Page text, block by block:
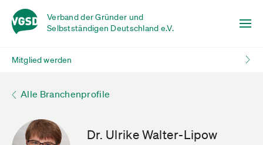
Verband der Gründer und
Selbstständigen Deutschland e.V.
Mitglied werden
Alle Branchenprofile
Dr. Ulrike Walter-Lipow